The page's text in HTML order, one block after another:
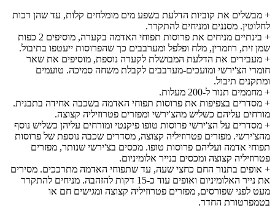
+ מבשלים את קוביות הדלעת בשפע מים מומלחים קלות, עד שהן רכות
לחלוטין. מסננים ומניחים להתקרר.
+ בינתיים מניחים את פרוסות תפוחי האדמה בקערה, מוסיפים 2 כפות
שמן זית, רוזמרין, מלח ופלפל ומערבבים כך שהפרוסות ייעטפו בתיבול.
+ מעבירים את הדלעת המבושלת לקערה נוספת, מוסיפים את שאר
חומרי הצ'ירשי ומועכים-מערבבים לקבלת משחה סמיכה. טועמים
ומתקנים תיבול.
+ מחממים תנור ל-200 מעלות.
+ מסדרים בצפיפות את פרוסות תפוחי האדמה בשכבה אחידה בתבנית.
מורחים עליהם כשליש מהצ'ירשי ומפזרים פטרוזיליה קצוצה.
+ מסדרים על הצ'ירשי פרוסות טופו פיקנטי ומורחים עליהן כשליש נוסף
מהצ'ירשי. מפזרים פטרוזיליה קצוצה, מסדרים שכבה נוספת של פרוסות
תפוחי אדמה ועליהם פרוסות טופו. מכסים בצ'ירשי שנותר, מפזרים
פטרוזיליה קצוצה ומכסים בנייר אלומיניום.
+ אופים בתנור החם כחצי שעה, עד שתפוחי האדמה מתרככים. מסירים
את נייר האלומיניום ואופים עוד כ-15 דקות להזהבה. מניחים להתקרר
מעט לפני שפורסים, מפזרים פטרוזיליה קצוצה ומגישים חם או
בטמפרטורת החדר.